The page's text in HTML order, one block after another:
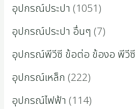
อุปกรณ์ประปา 1051
อุปกรณ์ประปา อื่นๆ 7
อุปกรณ์พีวีซี ข้อต่อ ข้องอ พีวีซี
อุปกรณ์เหล็ก 222
อุปกรณ์ไฟฟ้า 114